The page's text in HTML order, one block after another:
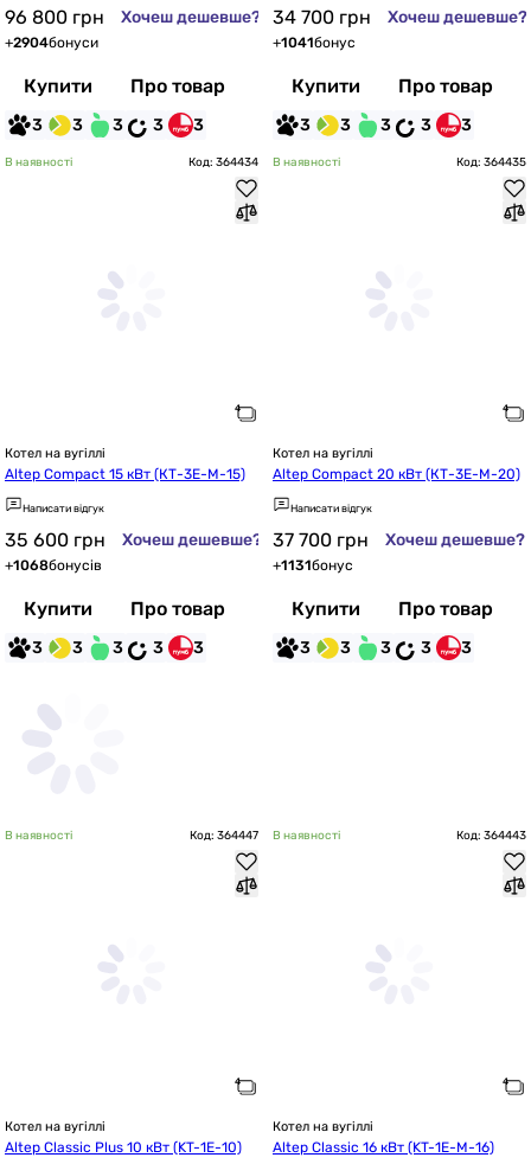
96 800 грн Хочеш дешевше?
+2904бонуси
Купити Про товар
3 3 3 3 3
34 700 грн Хочеш дешевше?
+1041бонус
Купити Про товар
3 3 3 3 3
В наявності Код: 364434
Котел на вугіллі
Altep Compact 15 кВт (КТ-3Е-М-15)
Написати відгук
35 600 грн Хочеш дешевше?
+1068бонусів
Купити Про товар
3 3 3 3 3
В наявності Код: 364435
Котел на вугіллі
Altep Compact 20 кВт (КТ-3Е-М-20)
Написати відгук
37 700 грн Хочеш дешевше?
+1131бонус
Купити Про товар
3 3 3 3 3
В наявності Код: 364447
Котел на вугіллі
Altep Classic Plus 10 кВт (KT-1E-10)
В наявності Код: 364443
Котел на вугіллі
Altep Classic 16 кВт (KT-1E-M-16)